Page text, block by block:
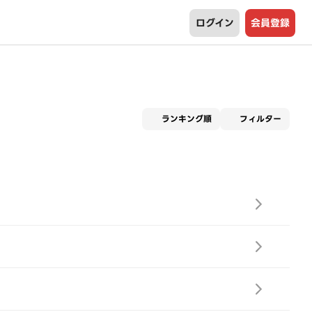
ログイン 会員登録
ランキング順 フィルター